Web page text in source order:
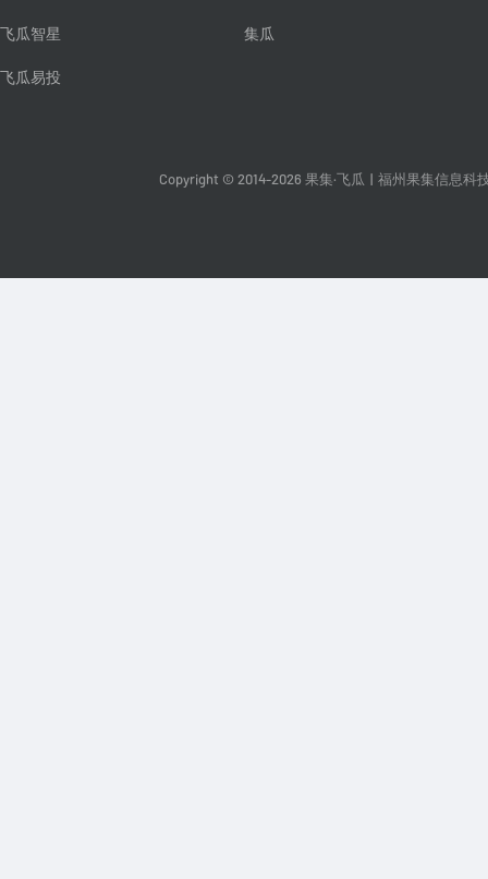
飞瓜智星
飞瓜易投
集瓜
Copyright © 2014-2026 果集·飞瓜 福州果集信息科